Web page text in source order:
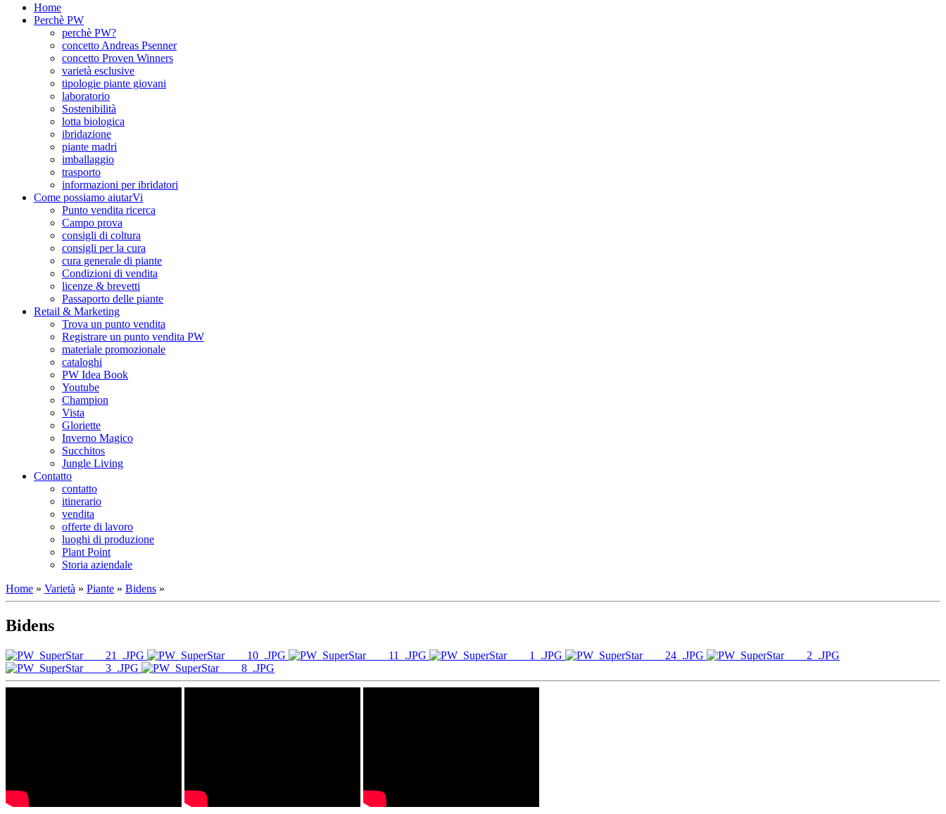
Home
Perchè PW
perchè PW?
concetto Andreas Psenner
concetto Proven Winners
varietà esclusive
tipologie piante giovani
laboratorio
Sostenibilità
lotta biologica
ibridazione
piante madri
imballaggio
trasporto
informazioni per ibridatori
Come possiamo aiutarVi
Punto vendita ricerca
Campo prova
consigli di coltura
consigli per la cura
cura generale di piante
Condizioni di vendita
licenze & brevetti
Passaporto delle piante
Retail & Marketing
Trova un punto vendita
Registrare un punto vendita PW
materiale promozionale
cataloghi
PW Idea Book
Youtube
Champion
Vista
Gloriette
Inverno Magico
Succhitos
Jungle Living
Contatto
contatto
itinerario
vendita
offerte di lavoro
luoghi di produzione
Plant Point
Storia aziendale
Home » Varietà » Piante » Bidens »
Bidens